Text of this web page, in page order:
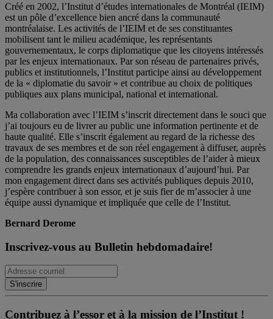
Créé en 2002, l’Institut d’études internationales de Montréal (IEIM)
est un pôle d’excellence bien ancré dans la communauté
montréalaise. Les activités de l’IEIM et de ses constituantes
mobilisent tant le milieu académique, les représentants
gouvernementaux, le corps diplomatique que les citoyens intéressés
par les enjeux internationaux. Par son réseau de partenaires privés,
publics et institutionnels, l’Institut participe ainsi au développement
de la « diplomatie du savoir » et contribue au choix de politiques
publiques aux plans municipal, national et international.
Ma collaboration avec l’IEIM s’inscrit directement dans le souci que
j’ai toujours eu de livrer au public une information pertinente et de
haute qualité. Elle s’inscrit également au regard de la richesse des
travaux de ses membres et de son réel engagement à diffuser, auprès
de la population, des connaissances susceptibles de l’aider à mieux
comprendre les grands enjeux internationaux d’aujourd’hui. Par
mon engagement direct dans ses activités publiques depuis 2010,
j’espère contribuer à son essor, et je suis fier de m’associer à une
équipe aussi dynamique et impliquée que celle de l’Institut.
Bernard Derome
Inscrivez-vous au Bulletin hebdomadaire!
Contribuez à l’essor et à la mission de l’Institut !